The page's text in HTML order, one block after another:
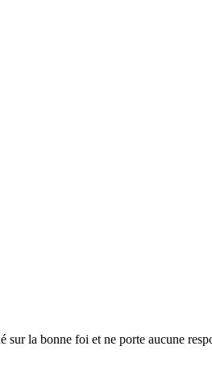
la bonne foi et ne porte aucune